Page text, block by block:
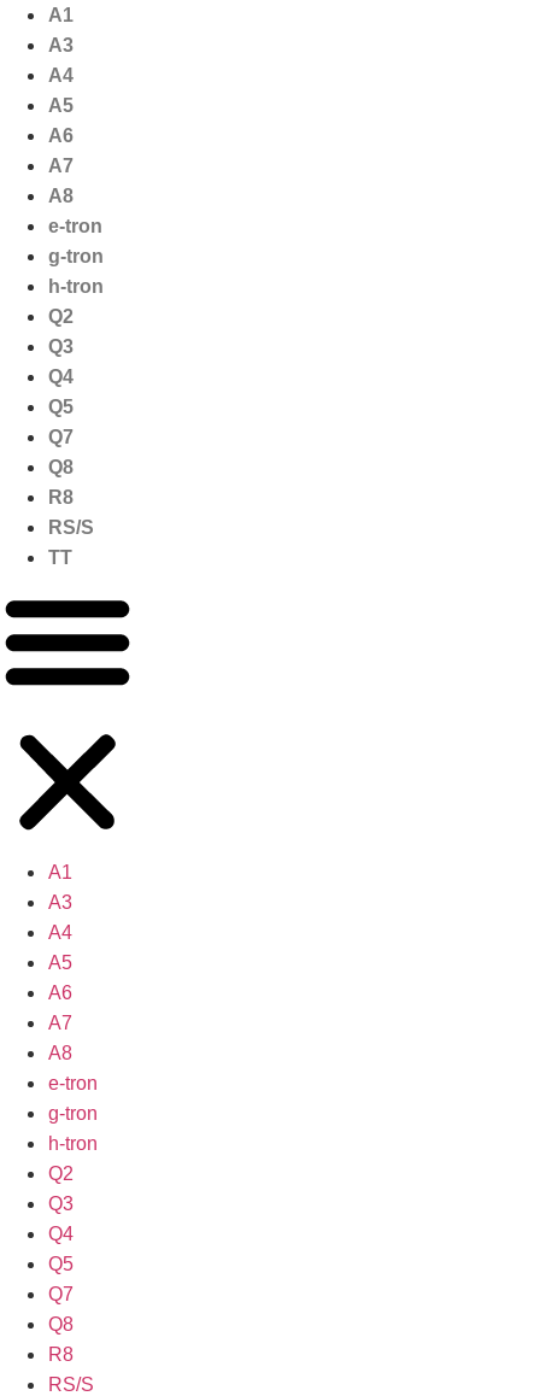
naar
inhoud
A1
A3
A4
A5
A6
A7
A8
e-tron
g-tron
h-tron
Q2
Q3
Q4
Q5
Q7
Q8
R8
RS/S
TT
A1
A3
A4
A5
A6
A7
A8
e-tron
g-tron
h-tron
Q2
Q3
Q4
Q5
Q7
Q8
R8
RS/S